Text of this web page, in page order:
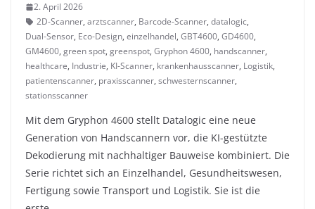
2. April 2026
2D-Scanner, arztscanner, Barcode-Scanner, datalogic,
Dual-Sensor, Eco-Design, einzelhandel, GBT4600, GD4600,
GM4600, green spot, greenspot, Gryphon 4600, handscanner,
healthcare, Industrie, KI-Scanner, krankenhausscanner, Logistik,
patientenscanner, praxisscanner, schwesternscanner,
stationsscanner
Mit dem Gryphon 4600 stellt Datalogic eine neue
Generation von Handscannern vor, die KI-gestützte
Dekodierung mit nachhaltiger Bauweise kombiniert. Die
Serie richtet sich an Einzelhandel, Gesundheitswesen,
Fertigung sowie Transport und Logistik. Sie ist die